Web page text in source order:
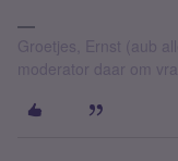
Groetjes, Ernst (aub
moderator daar om